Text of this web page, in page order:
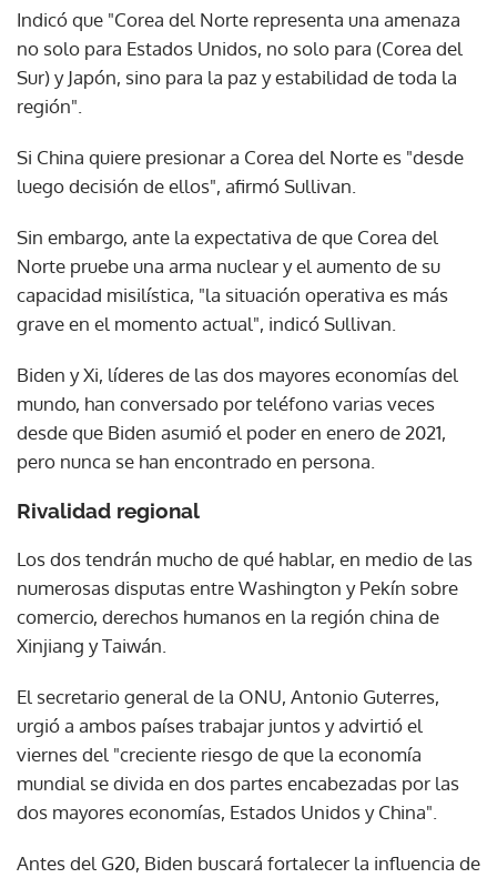
Indicó que "Corea del Norte representa una amenaza
no solo para Estados Unidos, no solo para (Corea del
Sur) y Japón, sino para la paz y estabilidad de toda la
región".
Si China quiere presionar a Corea del Norte es "desde
luego decisión de ellos", afirmó Sullivan.
Sin embargo, ante la expectativa de que Corea del
Norte pruebe una arma nuclear y el aumento de su
capacidad misilística, "la situación operativa es más
grave en el momento actual", indicó Sullivan.
Biden y Xi, líderes de las dos mayores economías del
mundo, han conversado por teléfono varias veces
desde que Biden asumió el poder en enero de 2021,
pero nunca se han encontrado en persona.
Rivalidad regional
Los dos tendrán mucho de qué hablar, en medio de las
numerosas disputas entre Washington y Pekín sobre
comercio, derechos humanos en la región china de
Xinjiang y Taiwán.
El secretario general de la ONU, Antonio Guterres,
urgió a ambos países trabajar juntos y advirtió el
viernes del "creciente riesgo de que la economía
mundial se divida en dos partes encabezadas por las
dos mayores economías, Estados Unidos y China".
Antes del G20, Biden buscará fortalecer la influencia de